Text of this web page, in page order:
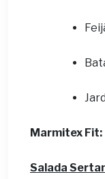
Marmitex Fit:
Salada